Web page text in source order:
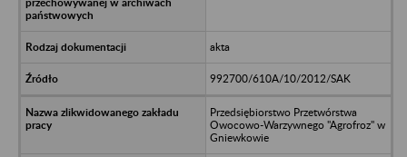
akta
992700/610A/10/2012/SAK
Przedsiębiorstwo Przetwórstwa
Owocowo-Warzywnego "Agrofroz" w
Gniewkowie